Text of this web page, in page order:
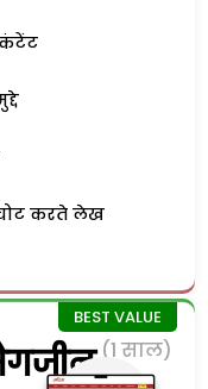
कंटेंट
करते लेख
(1 साल)